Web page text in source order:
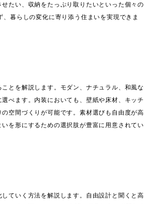
たい、収納をたっぷり取りたいといった個々の
暮らしの変化に寄り添う住まいを実現できま
とを解説します。モダン、ナチュラル、和風な
べます。内装においても、壁紙や床材、キッチ
空間づくりが可能です。素材選びも自由度が高
を形にするための選択肢が豊富に用意されてい
ていく方法を解説します。自由設計と聞くと高